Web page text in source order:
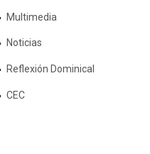
Multimedia
Noticias
Reflexión Dominical
CEC